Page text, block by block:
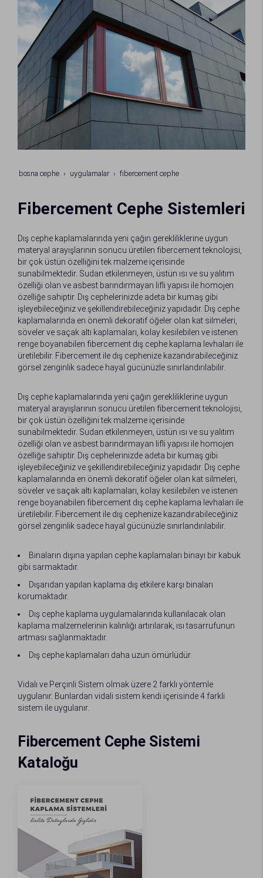
bosna cephe uygulamalar fibercement cephe
Fibercement Cephe Sistemleri
Dış cephe kaplamalarında yeni çağın gerekliliklerine uygun
materyal arayışlarının sonucu üretilen fibercement teknolojisi,
bir çok üstün özelliğini tek malzeme içerisinde
sunabilmektedir. Sudan etkilenmeyen, üstün ısı ve su yalıtım
özelliği olan ve asbest barındırmayan lifli yapısı ile homojen
özelliğe sahiptir. Dış cephelerinizde adeta bir kumaş gibi
işleyebileceğiniz ve şekillendirebileceğiniz yapıdadır. Dış cephe
kaplamalarında en önemli dekoratif öğeler olan kat silmeleri,
söveler ve saçak altı kaplamaları, kolay kesilebilen ve istenen
renge boyanabilen fibercement dış cephe kaplama levhaları ile
üretilebilir. Fibercement ile dış cephenize kazandırabileceğiniz
görsel zenginlik sadece hayal gücünüzle sınırlandırılabilir.
Dış cephe kaplamalarında yeni çağın gerekliliklerine uygun
materyal arayışlarının sonucu üretilen fibercement teknolojisi,
bir çok üstün özelliğini tek malzeme içerisinde
sunabilmektedir. Sudan etkilenmeyen, üstün ısı ve su yalıtım
özelliği olan ve asbest barındırmayan lifli yapısı ile homojen
özelliğe sahiptir. Dış cephelerinizde adeta bir kumaş gibi
işleyebileceğiniz ve şekillendirebileceğiniz yapıdadır. Dış cephe
kaplamalarında en önemli dekoratif öğeler olan kat silmeleri,
söveler ve saçak altı kaplamaları, kolay kesilebilen ve istenen
renge boyanabilen fibercement dış cephe kaplama levhaları ile
üretilebilir. Fibercement ile dış cephenize kazandırabileceğiniz
görsel zenginlik sadece hayal gücünüzle sınırlandırılabilir.
Binaların dışına yapılan cephe kaplamaları binayı bir kabuk
gibi sarmaktadır.
Dışarıdan yapılan kaplama dış etkilere karşı binaları
korumaktadır.
Dış cephe kaplama uygulamalarında kullanılacak olan
kaplama malzemelerinin kalınlığı artırılarak, ısı tasarrufunun
artması sağlanmaktadır.
Dış cephe kaplamaları daha uzun ömürlüdür.
Vidalı ve Perçinli Sistem olmak üzere 2 farklı yöntemle
uygulanır. Bunlardan vidali sistem kendi içerisinde 4 farkli
sistem ile uygulanır.
Fibercement Cephe Sistemi
Kataloğu